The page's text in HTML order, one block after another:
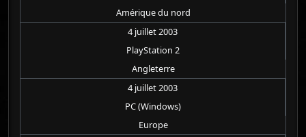
Amérique du nord
4 juillet 2003
PlayStation 2
Angleterre
4 juillet 2003
PC (Windows)
Europe